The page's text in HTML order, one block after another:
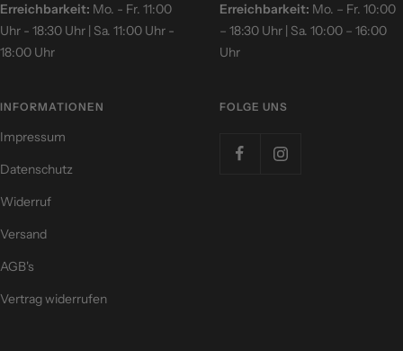
Erreichbarkeit: Mo. - Fr. 11:00
Uhr - 18:30 Uhr | Sa. 11:00 Uhr -
18:00 Uhr
Erreichbarkeit: Mo. – Fr. 10:00
– 18:30 Uhr | Sa. 10:00 – 16:00
Uhr
INFORMATIONEN
Impressum
Datenschutz
Widerruf
Versand
AGB's
Vertrag widerrufen
FOLGE UNS